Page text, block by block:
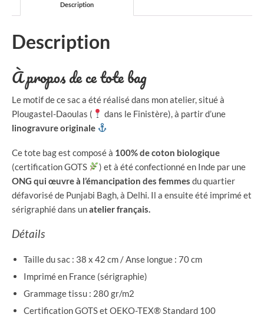
Description
Description
À propos de ce tote bag
Le motif de ce sac a été réalisé dans mon atelier, situé à
Plougastel-Daoulas (
dans le Finistère), à partir d’une
linogravure originale
Ce tote bag est composé à 100% de coton biologique
(certification GOTS
) et à été confectionné en Inde par une
ONG qui œuvre à l’émancipation des femmes du quartier
défavorisé de Punjabi Bagh, à Delhi. Il a ensuite été imprimé et
sérigraphié dans unatelier français.
Détails
Taille du sac : 38 x 42 cm / Anse longue : 70 cm
Imprimé en France (sérigraphie)
Grammage tissu : 280 gr/m2
Certification GOTS et OEKO-TEX® Standard 100